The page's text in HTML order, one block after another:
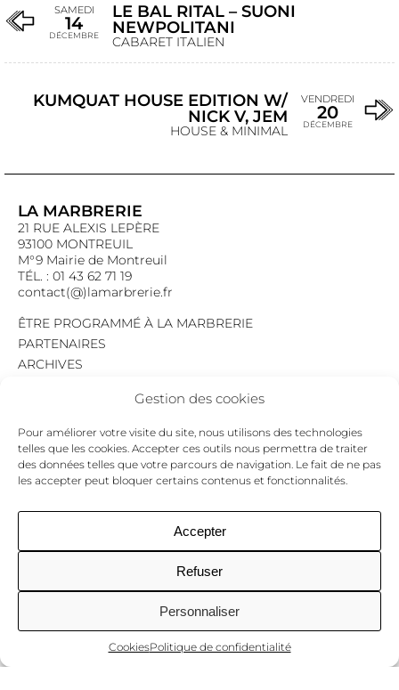
Gestion des cookies
Pour améliorer votre visite du site, nous utilisons des technologies
telles que les cookies. Accepter ces outils nous permettra de traiter
des données telles que votre parcours de navigation. Le fait de ne pas
les accepter peut bloquer certains contenus et fonctionnalités.
Accepter
Refuser
Personnaliser
CookiesPolitique de confidentialité
SAMEDI
14
DÉCEMBRE
LE BAL RITAL – SUONI
NEWPOLITANI
CABARET ITALIEN
KUMQUAT HOUSE EDITION W/
NICK V, JEM
HOUSE & MINIMAL
VENDREDI
20
DÉCEMBRE
LA MARBRERIE
21 RUE ALEXIS LEPÈRE
93100 MONTREUIL
M°9 Mairie de Montreuil
TÉL. : 01 43 62 71 19
contact(@)lamarbrerie.fr
ÊTRE PROGRAMMÉ À LA MARBRERIE
PARTENAIRES
ARCHIVES
MENTIONS LÉGALES
POLITIQUE DE CONFIDENTIALITÉ
COOKIES
NEWSLETTER
pour ne jamais passer à côté d’un événement.